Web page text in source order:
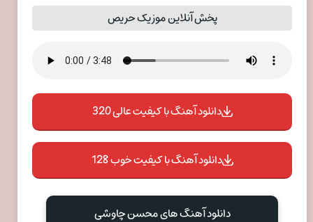
پخش آنلاین موزیک حریص
دانلود آهنگ با کیفیت عالی 320
دانلود آهنگ با کیفیت خوب 128
دانلود آهنگ های محسن چاوشی